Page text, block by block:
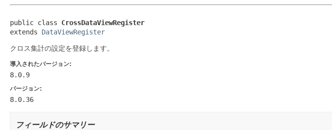
public class CrossDataViewRegister
extends DataViewRegister
クロス集計の設定を登録します。
導入されたバージョン:
8.0.9
バージョン:
8.0.36
フィールドのサマリー